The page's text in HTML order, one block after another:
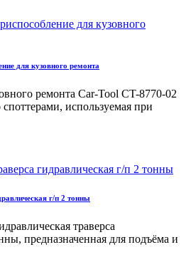
для кузовного ремонта
ремонта Car-Tool CT-8770-02
используемая при
г/п 2 тонны
траверса
предназначенная для подъёма и